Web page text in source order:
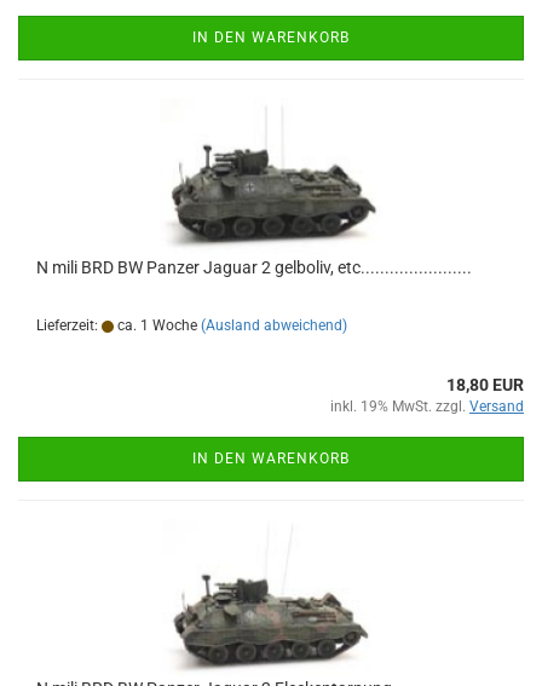
IN DEN WARENKORB
N mili BRD BW Panzer Jaguar 2 gelboliv, etc.......................
Lieferzeit: ca. 1 Woche (Ausland abweichend)
18,80 EUR
inkl. 19% MwSt. zzgl. Versand
IN DEN WARENKORB